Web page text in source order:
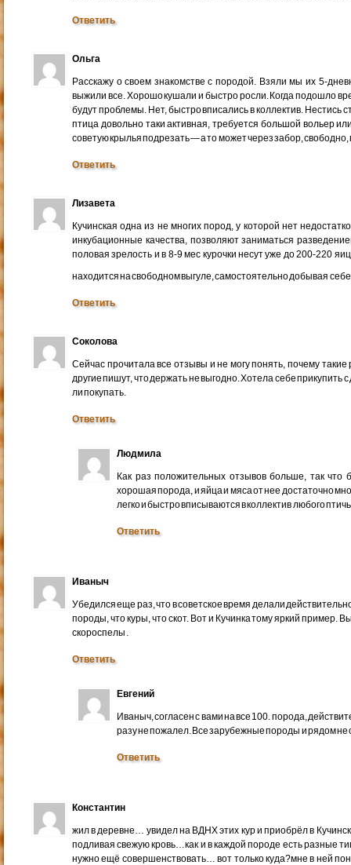
Ответить
Ольга
Расскажу о своем знакомстве с породой. Взяли мы их 5-
выжили все. Хорошо кушали и быстро росли. Когда подошло
будут проблемы. Нет, быстро вписались в коллектив. Нестись
птица довольно таки активная, требуется большой вольер
советую крылья подрезать — а то может через забор,
Ответить
Лизавета
Кучинская одна из не многих пород, у которой нет
инкубационные качества, позволяют заниматься
половая зрелость и в 8-9 мес курочки несут уже до 200-220
находится на свободном выгуле, самостоятельно добывая
Ответить
Соколова
Сейчас прочитала все отзывы и не могу понять, почему
другие пишут, что держать не выгодно. Хотела себе прикупить
ли покупать.
Ответить
Людмила
Как раз положительных отзывов больше, так что
хорошая порода, и яйца и мяса от нее достаточно
легко и быстро вписываются в коллектив любого
Ответить
Иваныч
Убедился еще раз, что в советское время делали
породы, что куры, что скот. Вот и Кучинка тому яркий пример.
скороспелы .
Ответить
Евгений
Иваныч, согласен с вами на все 100. порода,
разу не пожалел. Все зарубежные породы и рядом не
Ответить
Константин
жил в деревне… увидел на ВДНХ этих кур и приобрёл в
подливая свежую кровь…как и в каждой породе есть разные
нужно ещё совершенствовать… вот только куда?мне в ней